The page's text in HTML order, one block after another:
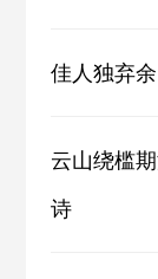
佳人独弃
云山绕槛
诗